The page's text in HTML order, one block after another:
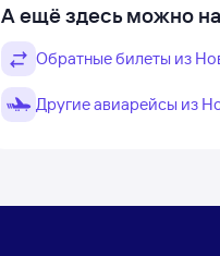
А ещё здесь можно
Обратные билеты из
Другие авиарейсы из